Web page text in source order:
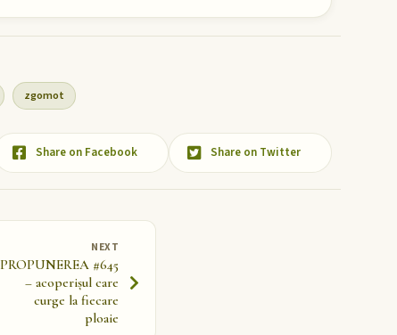
zgomot
Share on Facebook Share on Twitter
NEXT
PROPUNEREA #645
– acoperișul care
curge la fiecare
ploaie